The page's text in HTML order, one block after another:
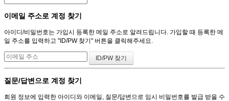
이메일 주소로 계정 찾기
아이디/비밀번호는 가입시 등록한 메일 주소로 알려드립니다. 가입할 때 등록한 메
일 주소를 입력하고 "ID/PW 찾기" 버튼을 클릭해주세요.
질문/답변으로 계정 찾기
회원 정보에 입력한 아이디와 이메일, 질문/답변으로 임시 비밀번호를 발급 받을 수